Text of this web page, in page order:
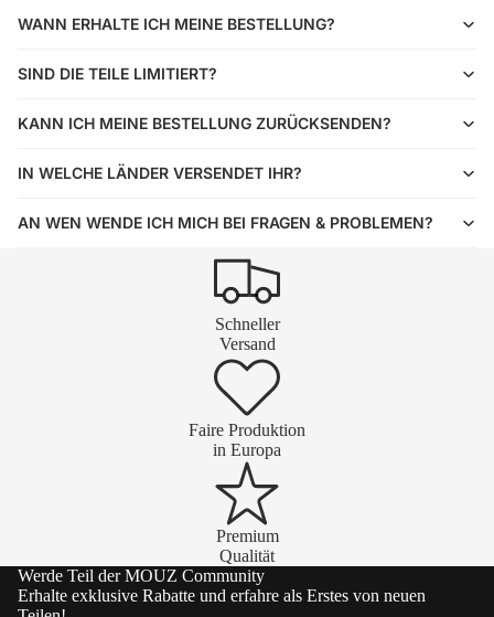
WANN ERHALTE ICH MEINE BESTELLUNG?
SIND DIE TEILE LIMITIERT?
KANN ICH MEINE BESTELLUNG ZURÜCKSENDEN?
IN WELCHE LÄNDER VERSENDET IHR?
AN WEN WENDE ICH MICH BEI FRAGEN & PROBLEMEN?
Schneller
Versand
Faire Produktion
in Europa
Premium
Qualität
Werde Teil der MOUZ Community
Erhalte exklusive Rabatte und erfahre als Erstes von neuen